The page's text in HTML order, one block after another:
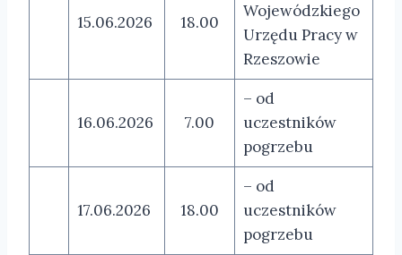
15.06.2026 18.00
Wojewódzkiego
Urzędu Pracy w
Rzeszowie
16.06.2026 7.00
– od
uczestników
pogrzebu
17.06.2026 18.00
– od
uczestników
pogrzebu